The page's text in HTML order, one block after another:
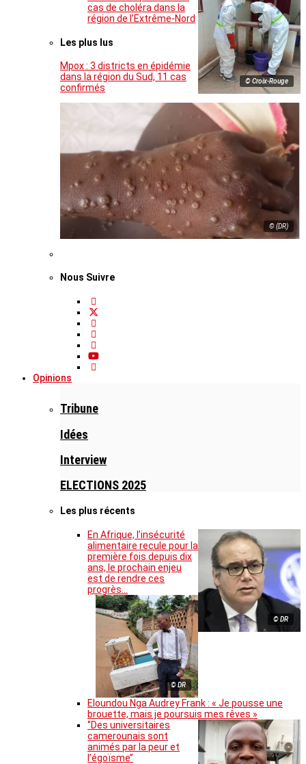
© Croix-Rouge
cas de choléra dans la
région de l’Extrême-Nord
Les plus lus
Mpox : 3 districts en épidémie
dans la région du Sud, 11 cas
confirmés
© (DR)
Nous Suivre
Opinions
Tribune
Idées
Interview
ELECTIONS 2025
Les plus récents
© DR
En Afrique, l’insécurité
alimentaire recule pour la
première fois depuis dix
ans, le prochain enjeu
est de rendre ces
progrès…
© DR
Eloundou Nga Audrey Frank : « Je pousse une
brouette, mais je poursuis mes rêves »
‘’Des universitaires
camerounais sont
animés par la peur et
l’égoïsme’’